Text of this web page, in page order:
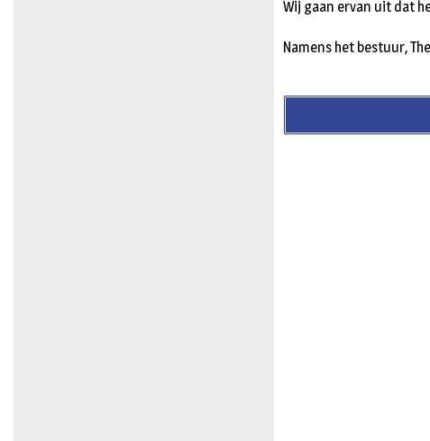
Wij gaan ervan uit dat
Namens het bestuur,